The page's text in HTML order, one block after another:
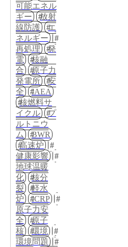
可能エネル
ギー
放射
線防護
エ
ネルギー
再処理
発
電
核融
合
原子力
発電所
安
全
IAEA
核燃料サ
イクル
プ
ルトニウ
ム
BWR
高速炉
健康影響
地球温暖
化
核分
裂
軽水
炉
ICRP
原子力安
全
原子
核
環境
環境問題